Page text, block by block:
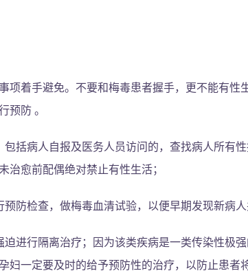
项着手避免。不要和梅毒患者握手，更不能有性
预防 。
包括病人自报及医务人员访问的，查找病人所有
治愈前配偶绝对禁止有性生活；
预防检查，做梅毒血清试验，以便早期发现新病人
迫进行隔离治疗；因为该类疾病是一类传染性极
妇一定要及时的给予预防性的治疗，以防止患者